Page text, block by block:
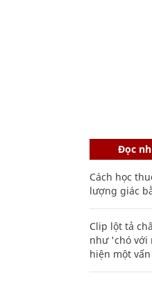
Đọc
Cách học
lượng giác
Clip lột tả
như 'chó với
hiện một